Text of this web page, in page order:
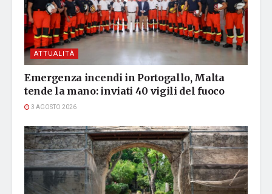
ATTUALITÀ
Emergenza incendi in Portogallo, Malta
tende la mano: inviati 40 vigili del fuoco
3 AGOSTO 2026